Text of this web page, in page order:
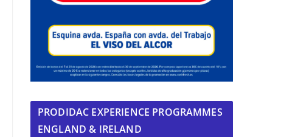
PRODIDAC EXPERIENCE PROGRAMMES
ENGLAND & IRELAND